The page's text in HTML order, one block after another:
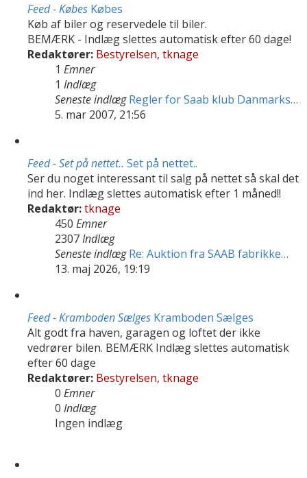
Feed - Købes Købes
Køb af biler og reservedele til biler.
BEMÆRK - Indlæg slettes automatisk efter 60 dage!
Redaktører: Bestyrelsen, tknage
1 Emner
1 Indlæg
Seneste indlæg Regler for Saab klub Danmarks…
5. mar 2007, 21:56
Feed - Set på nettet.. Set på nettet..
Ser du noget interessant til salg på nettet så skal det
ind her. Indlæg slettes automatisk efter 1 måned!!
Redaktør:tknage
450 Emner
2307Indlæg
Seneste indlæg Re: Auktion fra SAAB fabrikke…
13. maj 2026, 19:19
Feed - Kramboden Sælges Kramboden Sælges
Alt godt fra haven, garagen og loftet der ikke
vedrører bilen. BEMÆRK Indlæg slettes automatisk
efter 60 dage
Redaktører: Bestyrelsen, tknage
0 Emner
0 Indlæg
Ingen indlæg